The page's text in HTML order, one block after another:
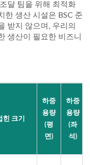
달 팀을 위해 최적화
한 생산 시설은 BSC 준
받지 않으며, 우리의
생산이 필요한 비즈니
힌 크기
하중
용량
(평
면)
하중
용량
(좌
석)